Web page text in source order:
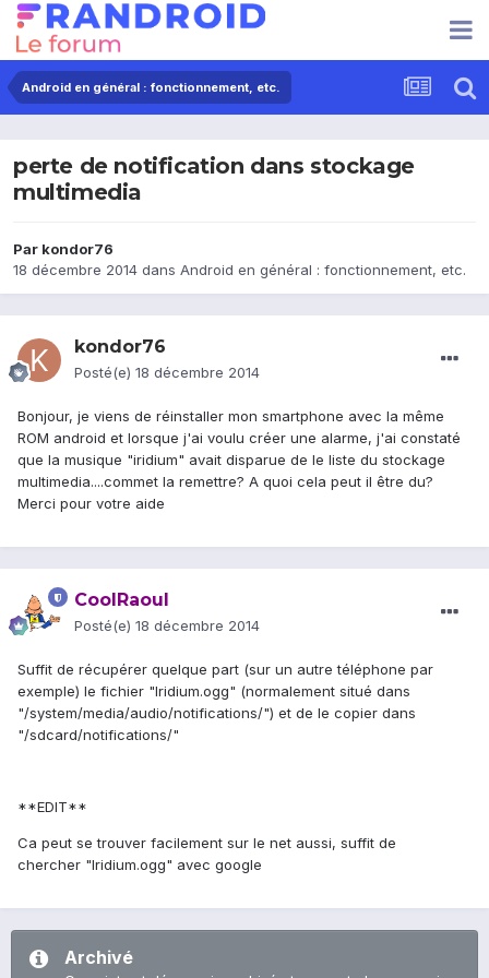
Android en général : fonctionnement, etc.
perte de notification dans stockage
multimedia
Par kondor76
18 décembre 2014 dans Android en général : fonctionnement, etc.
kondor76
Posté(e) 18 décembre 2014
Bonjour, je viens de réinstaller mon smartphone avec la même
ROM android et lorsque j'ai voulu créer une alarme, j'ai constaté
que la musique "iridium" avait disparue de le liste du stockage
multimedia....commet la remettre? A quoi cela peut il être du?
Merci pour votre aide
CoolRaoul
Posté(e) 18 décembre 2014
Suffit de récupérer quelque part (sur un autre téléphone par
exemple) le fichier "Iridium.ogg" (normalement situé dans
"/system/media/audio/notifications/") et de le copier dans
"/sdcard/notifications/"
**EDIT**
Ca peut se trouver facilement sur le net aussi, suffit de
chercher "Iridium.ogg" avec google
Archivé